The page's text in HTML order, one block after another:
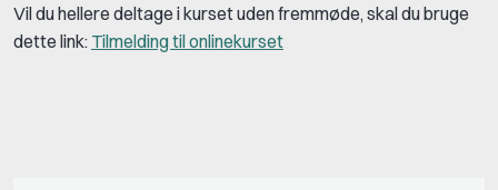
Vil du hellere deltage i kurset uden fremmøde, skal du bruge
dette link: Tilmelding til onlinekurset